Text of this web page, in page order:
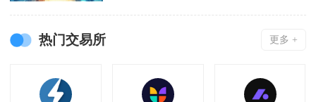
热门交易所 更多 +